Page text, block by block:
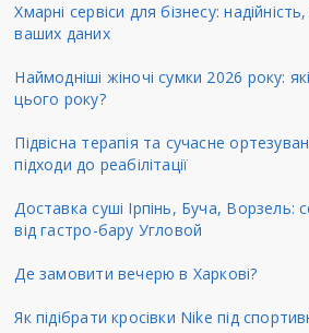
Хмарні сервіси для бізнесу:
ваших даних
Наймодніші жіночі сумки 2026 року:
цього року?
Підвісна терапія та сучасне
підходи до реабілітації
Доставка суші Ірпінь, Буча, Ворзель:
від гастро-бару Угловой
Де замовити вечерю в Харкові?
Як підібрати кросівки Nike під